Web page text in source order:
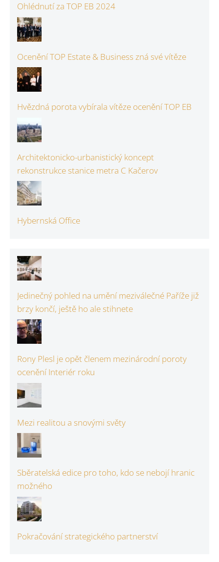
Ohlédnutí za TOP EB 2024
Ocenění TOP Estate & Business zná své vítěze
Hvězdná porota vybírala vítěze ocenění TOP EB
Architektonicko-urbanistický koncept
rekonstrukce stanice metra C Kačerov
Hybernská Office
Jedinečný pohled na umění meziválečné Paříže již
brzy končí, ještě ho ale stihnete
Rony Plesl je opět členem mezinárodní poroty
ocenění Interiér roku
Mezi realitou a snovými světy
Sběratelská edice pro toho, kdo se nebojí hranic
možného
Pokračování strategického partnerství